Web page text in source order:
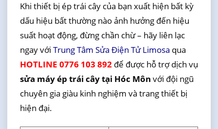
Khi thiết bị ép trái cây của bạn xuất hiện bất kỳ
dấu hiệu bất thường nào ảnh hưởng đến hiệu
suất hoạt động, đừng chần chừ – hãy liên lạc
ngay với Trung Tâm Sửa Điện Tử Limosa qua
HOTLINE 0776 103 892để được hỗ trợ dịch vụ
sửa máy ép trái cây tại Hóc Môn với đội ngũ
chuyên gia giàu kinh nghiệm và trang thiết bị
hiện đại.